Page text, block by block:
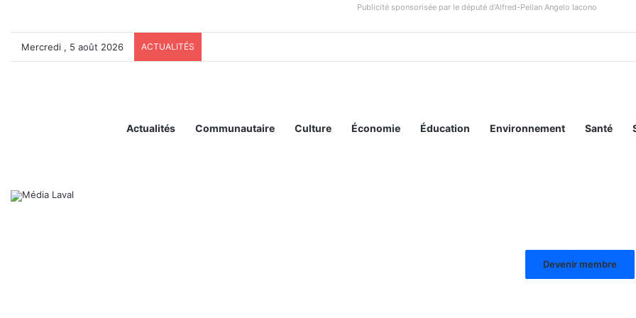
Publicité sponsorisée par le député d'Alfred-Pellan Angelo Iacono
Mercredi , 5 août 2026 ACTUALITÉS
Actualités Communautaire Culture Économie Éducation Environnement Santé
Devenir membre